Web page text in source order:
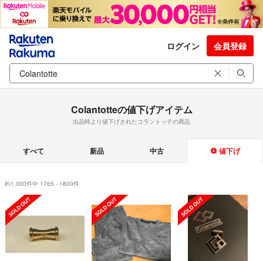
ログイン 会員登録
Colantotteの値下げアイテム
出品時より値下げされたコラントッテの商品
すべて 新品 中古 値下げ
約1,000件中 1765 - 1800件